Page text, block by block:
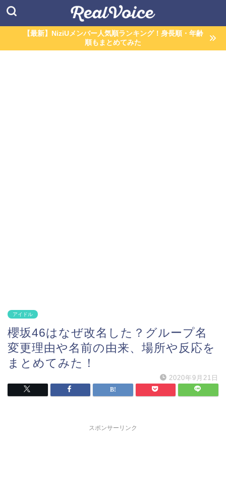
【最新】NiziUメンバー人気順ランキング！身長順・年齢
順もまとめてみた
アイドル
櫻坂46はなぜ改名した？グループ名
変更理由や名前の由来、場所や反応を
まとめてみた！
2020年9月21日
スポンサーリンク